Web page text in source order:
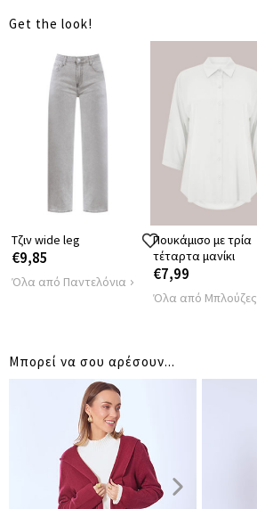
ΣΤΗΘΟΣ
ΜΕΣΗ
ΠΕΡΙΦΕΡΕΙΑ
110
Get the look!
Τζιν wide leg
€9,85
Όλα από Παντελόνια
Πουκάμισο με τρία
τέταρτα μανίκι
€7,99
Όλα από Μπλούζες
Μπορεί να σου αρέσουν...